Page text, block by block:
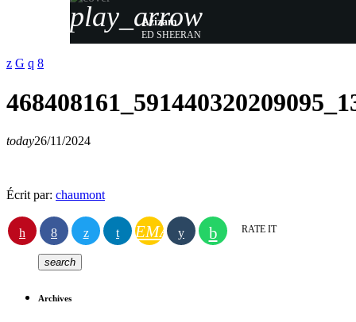
play_arrow
Azizam
ED SHEERAN
today26/11/2024
Écrit par: chaumont
EMAIL RATE IT
search
Archives